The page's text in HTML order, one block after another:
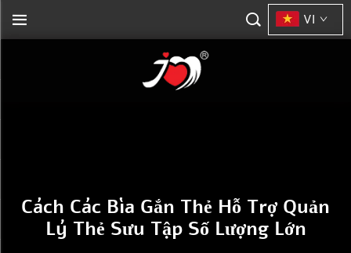
VI
Cách Các Bìa Gắn Thẻ Hỗ Trợ Quản
Lý Thẻ Sưu Tập Số Lượng Lớn